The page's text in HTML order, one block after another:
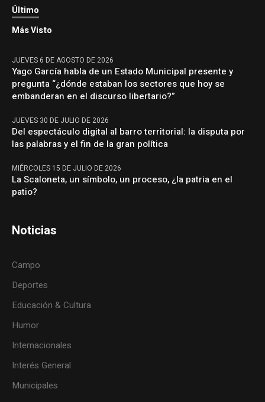
Último
Más Visto
JUEVES 6 DE AGOSTO DE 2026
Yago García habla de un Estado Municipal presente y
pregunta “¿dónde estaban los sectores que hoy se
embanderan en el discurso libertario?”
JUEVES 30 DE JULIO DE 2026
Del espectáculo digital al barro territorial: la disputa por
las palabras y el fin de la gran política
MIÉRCOLES 15 DE JULIO DE 2026
La Scaloneta, un símbolo, un proceso, ¿la patria en el
patio?
Noticias
Campo
Deportes
Educación & Cultura
Humor
Internacionales
Interés General
Municipales